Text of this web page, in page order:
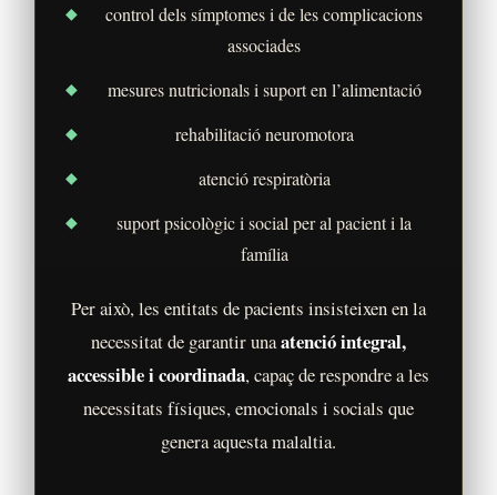
control dels símptomes i de les complicacions
associades
mesures nutricionals i suport en l’alimentació
rehabilitació neuromotora
atenció respiratòria
suport psicològic i social per al pacient i la
família
Per això, les entitats de pacients insisteixen en la
necessitat de garantir unaatenció integral,
accessible i coordinada, capaç de respondre a les
necessitats físiques, emocionals i socials que
genera aquesta malaltia.